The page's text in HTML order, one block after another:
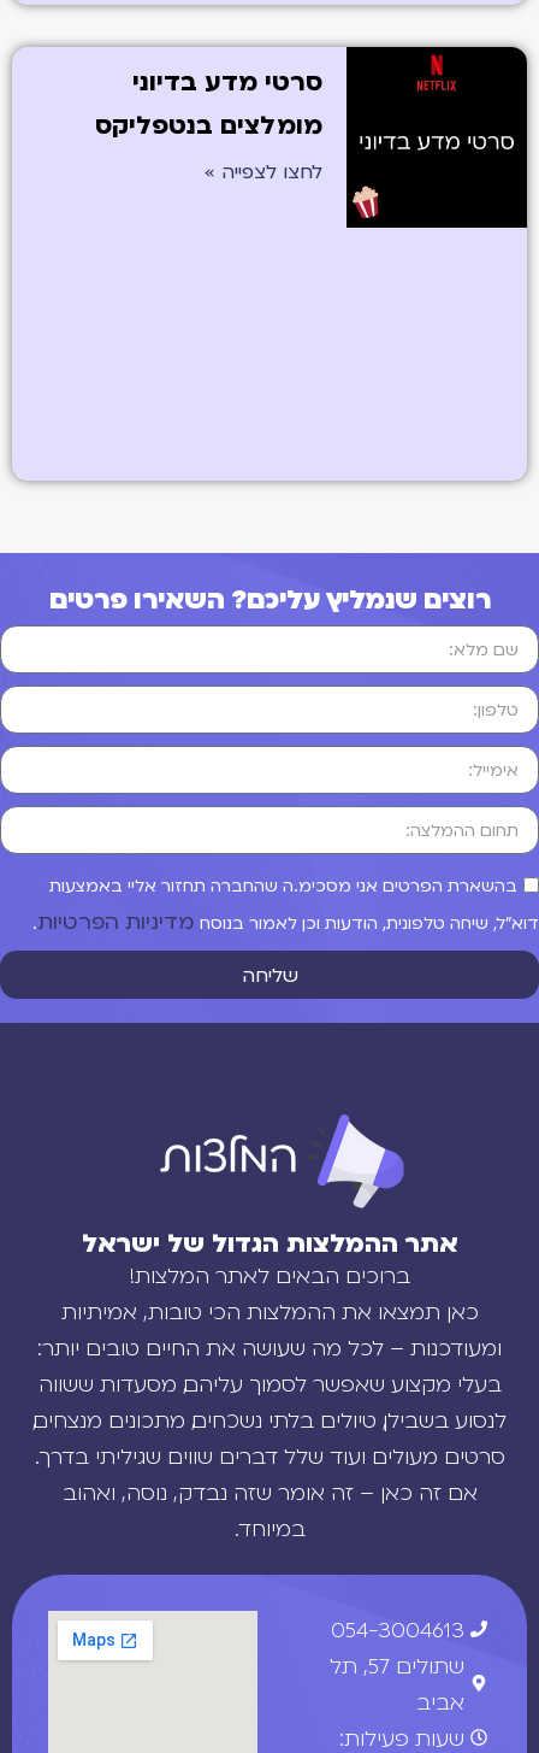
סרטי מדע בדיוני
מומלצים בנטפליקס
לחצו לצפייה »
רוצים שנמליץ עליכם? השאירו פרטים
בהשארת הפרטים אני מסכימ.ה שהחברה תחזור אליי באמצעות
שיחה טלפונית, הודעות וכן לאמור בנוסחמדיניות הפרטיות.
שליחה
אתר ההמלצות הגדול של ישראל
ברוכים הבאים לאתר המלצות!
כאן תמצאו את ההמלצות הכי טובות, אמיתיות
ומעודכנות – לכל מה שעושה את החיים טובים יותר:
בעלי מקצוע שאפשר לסמוך עליהם, מסעדות ששווה
לנסוע בשבילן, טיולים בלתי נשכחים, מתכונים מנצחים,
סרטים מעולים ועוד שלל דברים שווים שגיליתי בדרך.
אם זה כאן – זה אומר שזה נבדק, נוסה, ואהוב
במיוחד.
054-3004613
שתולים 57, תל
אביב
שעות פעילות: